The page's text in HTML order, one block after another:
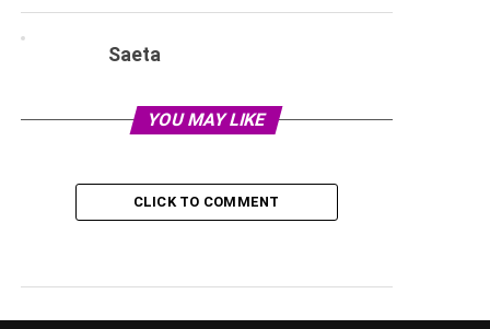
Saeta
YOU MAY LIKE
CLICK TO COMMENT